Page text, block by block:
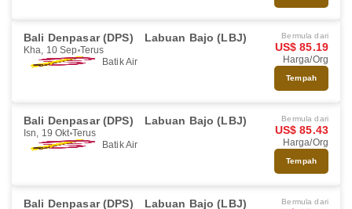
Bali Denpasar (DPS) Labuan Bajo (LBJ)
Kha, 10 Sep Terus
Batik Air
Bermula dari
US$ 85.19
Harga/Org
Tempah
Bali Denpasar (DPS) Labuan Bajo (LBJ)
Isn, 19 Okt Terus
Batik Air
Bermula dari
US$ 85.43
Harga/Org
Tempah
Bali Denpasar (DPS) Labuan Bajo (LBJ) Bermula dari